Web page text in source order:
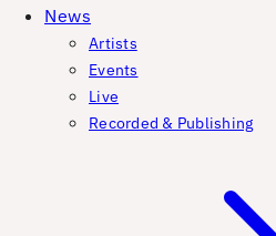
News
Artists
Events
Live
Recorded & Publishing